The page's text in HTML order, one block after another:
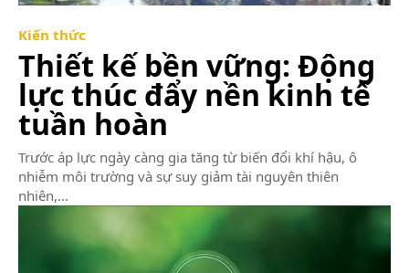
Kiến thức
Thiết kế bền vững: Động
lực thúc đẩy nền kinh tế
tuần hoàn
Trước áp lực ngày càng gia tăng từ biến đổi khí hậu, ô
nhiễm môi trường và sự suy giảm tài nguyên thiên
nhiên,...